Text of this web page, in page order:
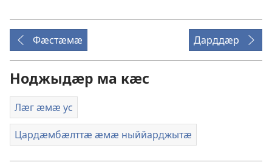
Фӕстӕмӕ Дарддӕр
Ноджыдӕр ма кӕс
Лӕг ӕмӕ ус
Цардӕмбӕлттӕ ӕмӕ ныййарджытӕ